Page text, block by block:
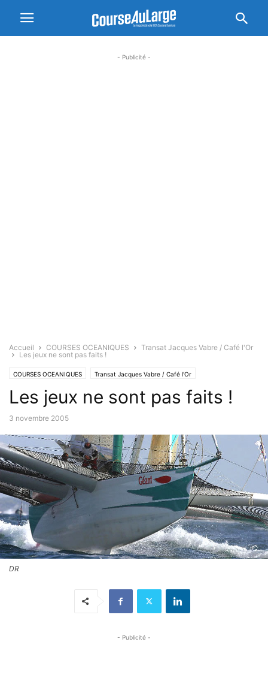
- Publicité -
Accueil COURSES OCEANIQUES
Transat Jacques Vabre / Café l'Or
Les jeux ne sont pas faits !
COURSES OCEANIQUES Transat Jacques Vabre / Café l'Or
Les jeux ne sont pas faits !
3 novembre 2005
DR
- Publicité -